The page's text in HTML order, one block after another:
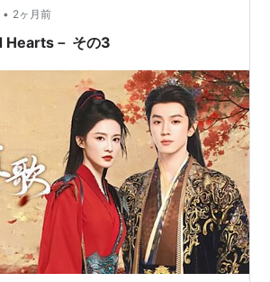
• 2ヶ月前
Hearts－ その3